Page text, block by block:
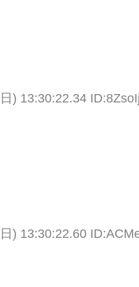
) 13:30:22.34
) 13:30:22.60